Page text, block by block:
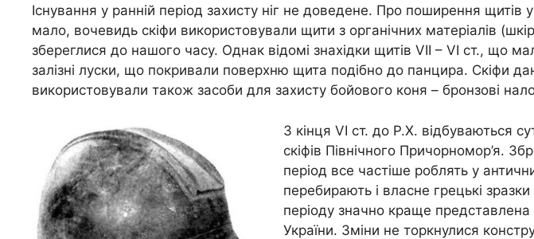
Існування у ранній період захисту ніг не доведене. Про поширення щитів
мало, вочевидь скіфи використовували щити з органічних матеріалів
збереглися до нашого часу. Однак відомі знахідки щитів VII – VI ст., що
залізні луски, що покривали поверхню щита подібно до панцира. Скіфи
використовували також засоби для захисту бойового коня – бронзові
З кінця VI ст. до Р.Х. відбуваються
скіфів Північного Причорномор’я.
період все частіше роблять у
перебирають і власне грецькі
періоду значно краще представлена
України. Зміни не торкнулися